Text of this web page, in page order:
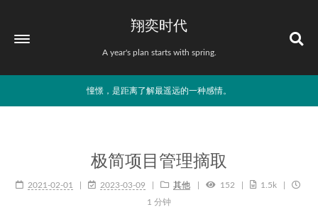
翔奕时代
A year's plan starts with spring.
憧憬，是距离了解最遥远的一种感情。
极简项目管理摘取
2021-02-01 2023-03-09 其他 152
1.5k
1 分钟